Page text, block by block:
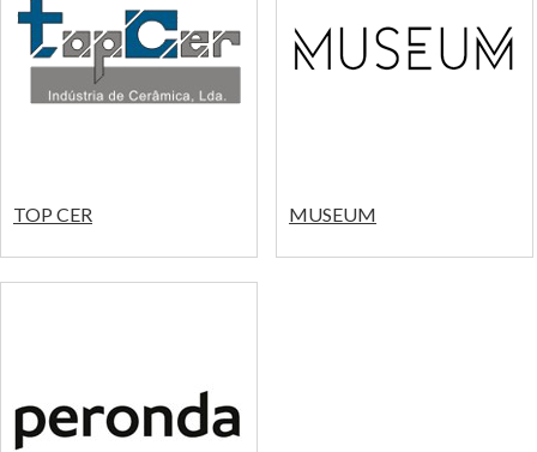
TOP CER MUSEUM